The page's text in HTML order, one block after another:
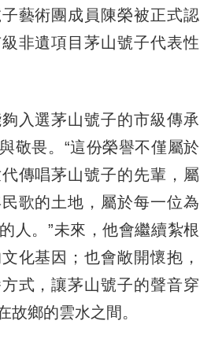
藝術團成員陳榮被正式認
非遺項目茅山號子代表性
選茅山號子的市級傳承
敬畏。“這份榮譽不僅屬於
傳唱茅山號子的先輩，屬
歌的土地，屬於每一位為
人。”未來，他會繼續紮根
化基因；也會敞開懷抱，
式，讓茅山號子的聲音穿
故鄉的雲水之間。